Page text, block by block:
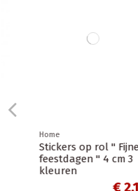
Home
Stickers op rol " Fijne
feestdagen " 4 cm 3
kleuren
€ 2,17